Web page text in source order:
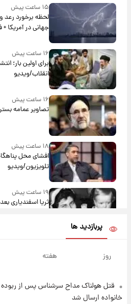
۱۵ ساعت پیش
لحظه برخورد رعد
جهانی در آمریکا +
۱۶ ساعت پیش
برای اولین بار؛
انقلاب/ویدیو
۱۶ ساعت پیش
تصاویر عمامه
۱۸ ساعت پیش
افشای محل
تلویزیون/ویدیو
۱۹ ساعت پیش
ثریا اسفندیاری
پول به معشوقه با
۱۹ ساعت پیش
پربازدید ها
روز هفته
قتل هولناک مداح سرشناس پس از
خانواده ارسال شد